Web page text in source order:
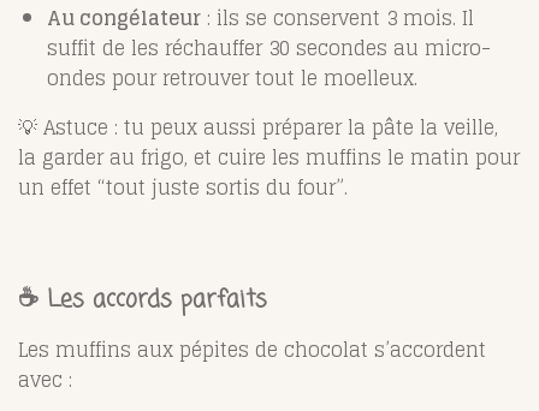
Au congélateur : ils se conservent 3 mois. Il
suffit de les réchauffer 30 secondes au micro-
ondes pour retrouver tout le moelleux.
💡 Astuce : tu peux aussi préparer la pâte la veille,
la garder au frigo, et cuire les muffins le matin pour
un effet “tout juste sortis du four”.
☕ Les accords parfaits
Les muffins aux pépites de chocolat s’accordent
avec :